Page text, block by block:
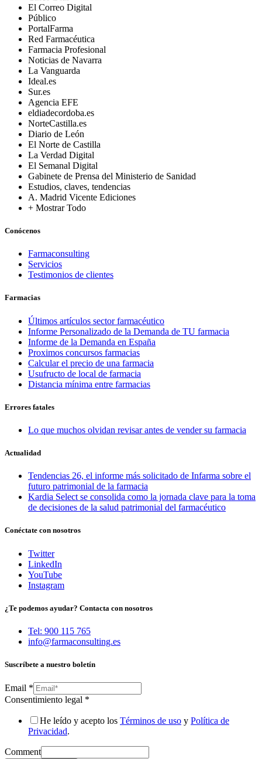
El Correo Digital
Público
PortalFarma
Red Farmacéutica
Farmacia Profesional
Noticias de Navarra
La Vanguarda
Ideal.es
Sur.es
Agencia EFE
eldiadecordoba.es
NorteCastilla.es
Diario de León
El Norte de Castilla
La Verdad Digital
El Semanal Digital
Gabinete de Prensa del Ministerio de Sanidad
Estudios, claves, tendencias
A. Madrid Vicente Ediciones
+ Mostrar Todo
Conócenos
Farmaconsulting
Servicios
Testimonios de clientes
Farmacias
Últimos artículos sector farmacéutico
Informe Personalizado de la Demanda de TU farmacia
Informe de la Demanda en España
Proximos concursos farmacias
Calcular el precio de una farmacia
Usufructo de local de farmacia
Distancia mínima entre farmacias
Errores fatales
Lo que muchos olvidan revisar antes de vender su farmacia
Actualidad
Tendencias 26, el informe más solicitado de Infarma sobre el
futuro patrimonial de la farmacia
Kardia Select se consolida como la jornada clave para la toma
de decisiones de la salud patrimonial del farmacéutico
Conéctate con nosotros
Twitter
LinkedIn
YouTube
Instagram
¿Te podemos ayudar? Contacta con nosotros
Tel: 900 115 765
info@farmaconsulting.es
Suscríbete a nuestro boletín
Email *
Consentimiento legal *
He leído y acepto los Términos de uso y Política de
Privacidad.
Comment